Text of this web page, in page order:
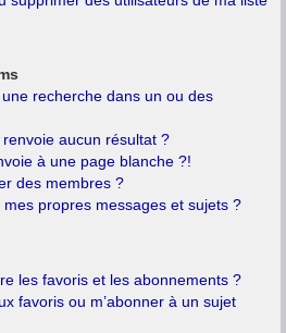
recherche dans un ou des
aucun résultat ?
à une page blanche ?!
des membres ?
propres messages et sujets ?
les favoris et les abonnements ?
favoris ou m’abonner à un sujet